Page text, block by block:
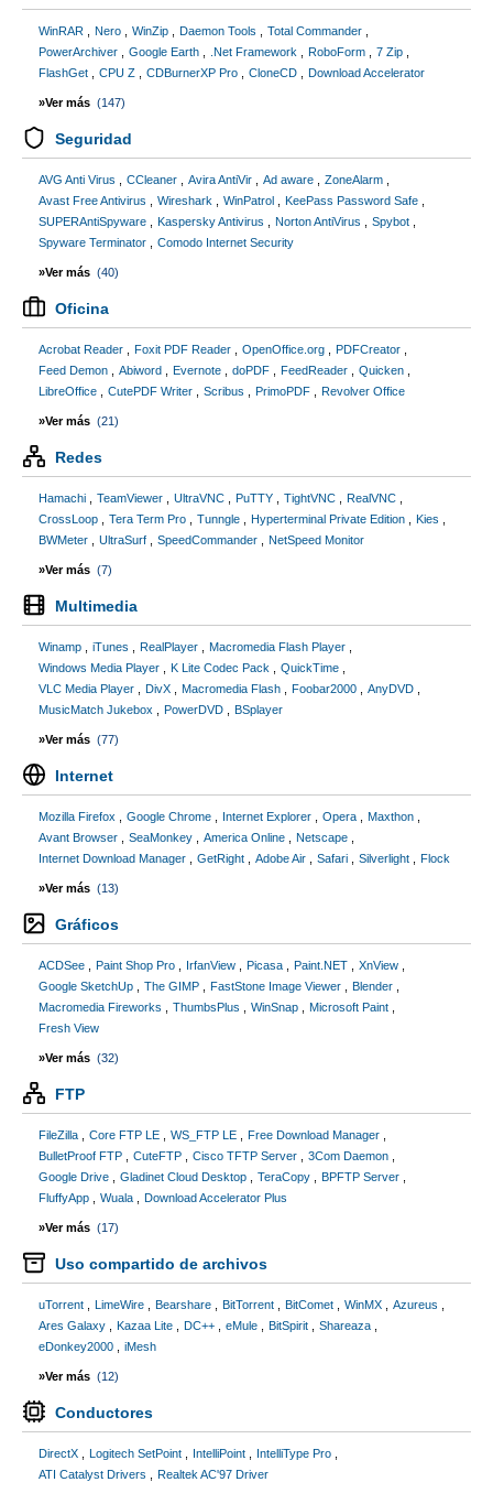
WinRAR Nero WinZip Daemon Tools
Total Commander
PowerArchiver
Google Earth .Net Framework RoboForm
7 Zip
FlashGet
CPU Z CDBurnerXP Pro CloneCD Download Accelerator
»Ver más (147)
Seguridad
AVG Anti Virus CCleaner Avira AntiVir Ad aware
ZoneAlarm
Avast Free Antivirus
Wireshark WinPatrol
KeePass Password Safe
SUPERAntiSpyware
Kaspersky Antivirus Norton AntiVirus
Spybot
Spyware Terminator
Comodo Internet Security
»Ver más (40)
Oficina
Acrobat Reader Foxit PDF Reader OpenOffice.org
PDFCreator
Feed Demon
Abiword Evernote doPDF FeedReader
Quicken
LibreOffice
CutePDF Writer Scribus PrimoPDF Revolver Office
»Ver más (21)
Redes
Hamachi TeamViewer UltraVNC PuTTY TightVNC
RealVNC
CrossLoop
Tera Term Pro Tunngle Hyperterminal Private Edition
Kies
BWMeter
UltraSurf SpeedCommander NetSpeed Monitor
»Ver más (7)
Multimedia
Winamp iTunes RealPlayer
Macromedia Flash Player
Windows Media Player
K Lite Codec Pack
QuickTime
VLC Media Player
DivX Macromedia Flash Foobar2000
AnyDVD
MusicMatch Jukebox
PowerDVD BSplayer
»Ver más (77)
Internet
Mozilla Firefox Google Chrome Internet Explorer Opera
Maxthon
Avant Browser
SeaMonkey America Online
Netscape
Internet Download Manager
GetRight Adobe Air Safari Silverlight Flock
»Ver más (13)
Gráficos
ACDSee Paint Shop Pro IrfanView Picasa Paint.NET
XnView
Google SketchUp
The GIMP FastStone Image Viewer
Blender
Macromedia Fireworks
ThumbsPlus WinSnap
Microsoft Paint
Fresh View
»Ver más (32)
FTP
FileZilla Core FTP LE WS_FTP LE
Free Download Manager
BulletProof FTP
CuteFTP Cisco TFTP Server
3Com Daemon
Google Drive
Gladinet Cloud Desktop TeraCopy
BPFTP Server
FluffyApp
Wuala Download Accelerator Plus
»Ver más (17)
Uso compartido de archivos
uTorrent LimeWire Bearshare BitTorrent BitComet WinMX
Azureus
Ares Galaxy
Kazaa Lite DC++ eMule BitSpirit
Shareaza
eDonkey2000
iMesh
»Ver más (12)
Conductores
DirectX Logitech SetPoint IntelliPoint
IntelliType Pro
ATI Catalyst Drivers
Realtek AC'97 Driver